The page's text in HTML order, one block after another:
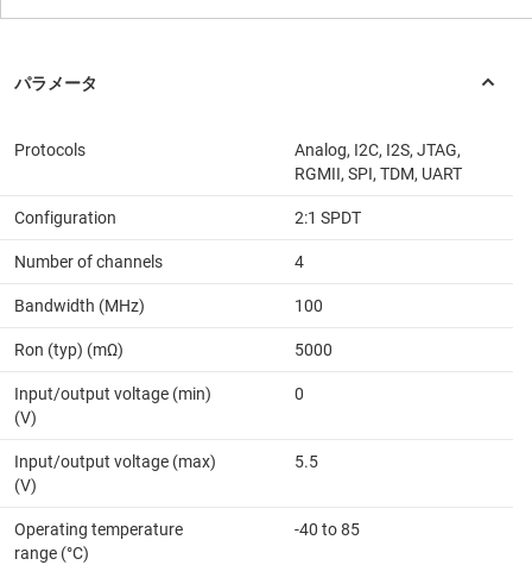
Protocols
Analog, I2C, I2S, JTAG,
RGMII, SPI, TDM, UART
Configuration 2:1 SPDT
Number of channels 4
Bandwidth (MHz) 100
Ron (typ) (mΩ) 5000
Input/output voltage (min)
(V)
0
Input/output voltage (max)
(V)
5.5
Operating temperature
range (°C)
-40 to 85